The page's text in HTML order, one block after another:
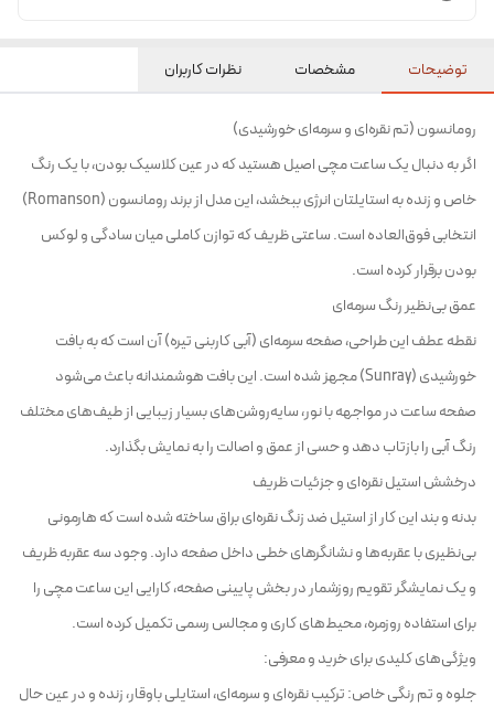
توضیحات مشخصات نظرات کاربران
رومانسون (تم نقره‌ای و سرمه‌ای خورشیدی)
اگر به دنبال یک ساعت مچی اصیل هستید که در عین کلاسیک بودن، با یک رنگ
خاص و زنده به استایلتان انرژی ببخشد، این مدل از برند رومانسون (Romanson)
انتخابی فوق‌العاده است. ساعتی ظریف که توازن کاملی میان سادگی و لوکس
بودن برقرار کرده است.
عمق بی‌نظیر رنگ سرمه‌ای
نقطه عطف این طراحی، صفحه سرمه‌ای (آبی کاربنی تیره) آن است که به بافت
خورشیدی (Sunray) مجهز شده است. این بافت هوشمندانه باعث می‌شود
صفحه ساعت در مواجهه با نور، سایه‌روشن‌های بسیار زیبایی از طیف‌های مختلف
رنگ آبی را بازتاب دهد و حسی از عمق و اصالت را به نمایش بگذارد.
درخشش استیل نقره‌ای و جزئیات ظریف
بدنه و بند این کار از استیل ضد زنگ نقره‌ای براق ساخته شده است که هارمونی
بی‌نظیری با عقربه‌ها و نشانگرهای خطی داخل صفحه دارد. وجود سه عقربه ظریف
و یک نمایشگر تقویم روزشمار در بخش پایینی صفحه، کارایی این ساعت مچی را
برای استفاده روزمره، محیط‌های کاری و مجالس رسمی تکمیل کرده است.
ویژگی‌های کلیدی برای خرید و معرفی:
جلوه و تم رنگی خاص: ترکیب نقره‌ای و سرمه‌ای، استایلی باوقار، زنده و در عین حال